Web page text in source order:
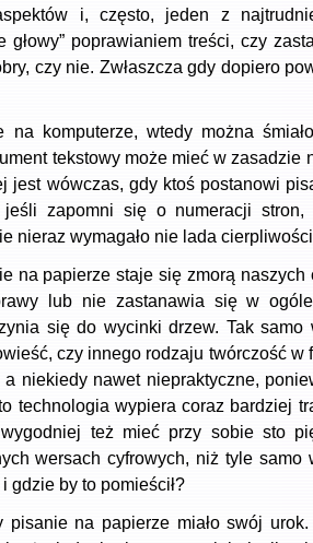
i, często, jeden z
głowy” poprawianiem treści, czy
czy nie. Zwłaszcza gdy dopiero
na komputerze, wtedy można
tekstowy może mieć w zasadzie
jest wówczas, gdy ktoś postanowi
zapomni się o numeracji
nieraz wymagało nie lada
na papierze staje się zmorą naszych
lub nie zastanawia się w
się do wycinki drzew. Tak samo
czy innego rodzaju twórczość w
a niekiedy nawet niepraktyczne,
technologia wypiera coraz bardziej
też mieć przy sobie sto
wersach cyfrowych, niż tyle samo
gdzie by to pomieścił?
pisanie na papierze miało swój